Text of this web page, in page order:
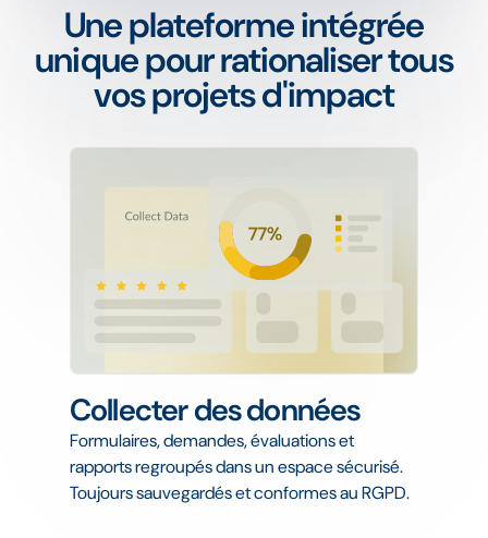
Une plateforme intégrée
unique pour rationaliser tous
vos projets d'impact
Collecter des données
Formulaires, demandes, évaluations et
rapports regroupés dans un espace sécurisé.
Toujours sauvegardés et conformes au RGPD.